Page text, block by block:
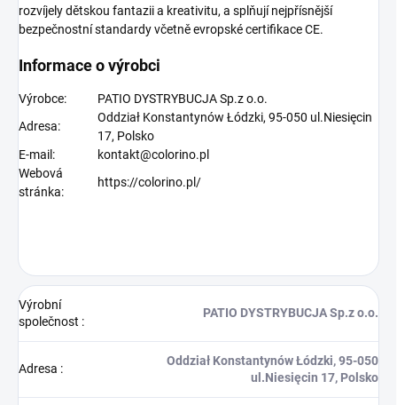
rozvíjely dětskou fantazii a kreativitu, a splňují nejpřísnější
bezpečnostní standardy včetně evropské certifikace CE.
Informace o výrobci
Výrobce:
PATIO DYSTRYBUCJA Sp.z o.o.
Adresa:
Oddział Konstantynów Łódzki, 95-050 ul.Niesięcin
17, Polsko
E-mail:
kontakt@colorino.pl
Webová
stránka:
https://colorino.pl/
Výrobní
společnost :
PATIO DYSTRYBUCJA Sp.z o.o.
Adresa :
Oddział Konstantynów Łódzki, 95-050
ul.Niesięcin 17, Polsko